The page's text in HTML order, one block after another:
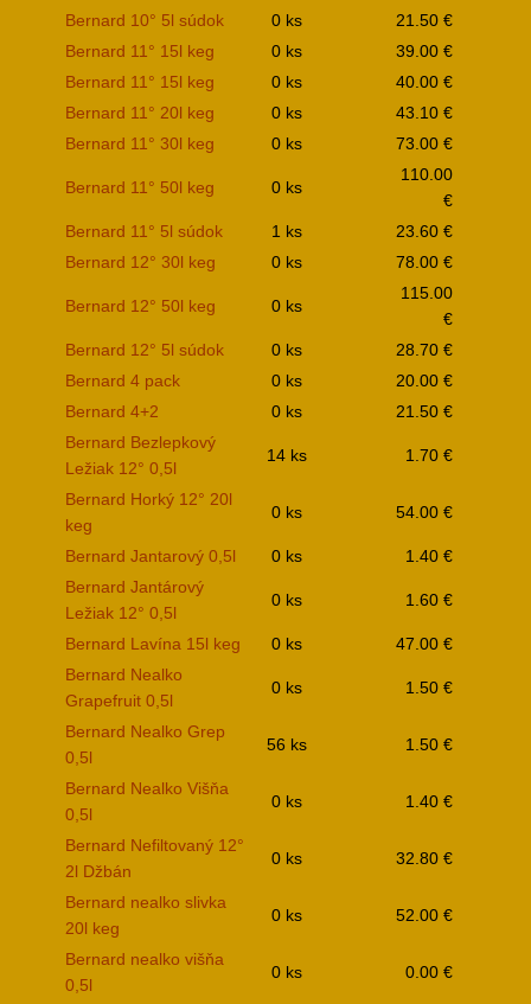
Bernard 10° 5l súdok
0 ks
21.50 €
Bernard 11° 15l keg
0 ks
39.00 €
Bernard 11° 15l keg
0 ks
40.00 €
Bernard 11° 20l keg
0 ks
43.10 €
Bernard 11° 30l keg
0 ks 73.00 €
Bernard 11° 50l keg 0 ks
110.00
€
Bernard 11° 5l súdok
1 ks
23.60 €
Bernard 12° 30l keg
0 ks 78.00 €
Bernard 12° 50l keg 0 ks
115.00
€
Bernard 12° 5l súdok
0 ks
28.70 €
Bernard 4 pack
0 ks
20.00 €
Bernard 4+2
0 ks
21.50 €
Bernard Bezlepkový
Ležiak 12° 0,5l
14 ks 1.70 €
Bernard Horký 12° 20l
keg
0 ks 54.00 €
Bernard Jantarový 0,5l 0 ks
1.40 €
Bernard Jantárový
Ležiak 12° 0,5l
0 ks 1.60 €
Bernard Lavína 15l keg 0 ks
47.00 €
Bernard Nealko
Grapefruit 0,5l
0 ks 1.50 €
Bernard Nealko Grep
0,5l
56 ks 1.50 €
Bernard Nealko Višňa
0,5l
0 ks 1.40 €
Bernard Nefiltovaný 12°
2l Džbán
0 ks 32.80 €
Bernard nealko slivka
20l keg
0 ks 52.00 €
Bernard nealko višňa
0,5l
0 ks 0.00 €